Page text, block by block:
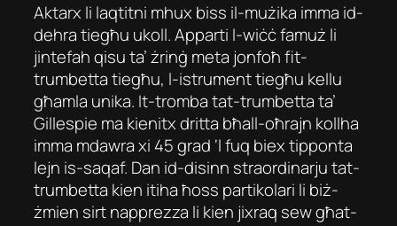
Aktarx li laqtitni mhux biss il-mużika imma id-
dehra tiegħu ukoll. Apparti l-wiċċ famuż li
jintefah qisu ta’ żrinġ meta jonfoħ fit-
trumbetta tiegħu, l-istrument tiegħu kellu
għamla unika. It-tromba tat-trumbetta ta’
Gillespie ma kienitx dritta bħall-oħrajn kollha
imma mdawra xi 45 grad ‘l fuq biex tipponta
lejn is-saqaf. Dan id-disinn straordinarju tat-
trumbetta kien itiha ħoss partikolari li biż-
żmien sirt napprezza li kien jixraq sew għat-